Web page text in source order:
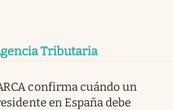
Tributaria
confirma cuándo un
en España debe